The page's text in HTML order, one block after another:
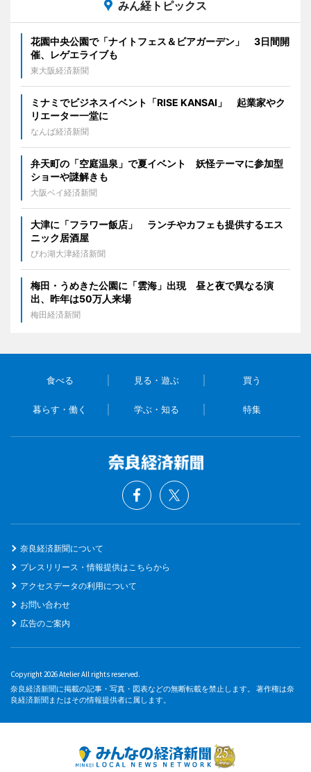
みん経トピックス
花園中央公園で「ナイトフェス＆ビアガーデン」 3日間開
催、レゲエライブも
東大阪経済新聞
ミナミでビジネスイベント「RISE KANSAI」 起業家やク
リエーター一堂に
なんば経済新聞
弁天町の「空庭温泉」で夏イベント 妖怪テーマに参加型
ショーや謎解きも
大阪ベイ経済新聞
大津に「フラワー飯店」 ランチやカフェも提供するエス
ニック居酒屋
びわ湖大津経済新聞
梅田・うめきた公園に「雲海」出現 昼と夜で異なる演
出、昨年は50万人来場
梅田経済新聞
食べる 見る・遊ぶ 買う
暮らす・働く 学ぶ・知る 特集
奈良経済新聞について
プレスリリース・情報提供はこちらから
アクセスデータの利用について
お問い合わせ
広告のご案内
Copyright 2026 Atelier All rights reserved.
奈良経済新聞に掲載の記事・写真・図表などの無断転載を禁止します。 著作権は奈
良経済新聞またはその情報提供者に属します。